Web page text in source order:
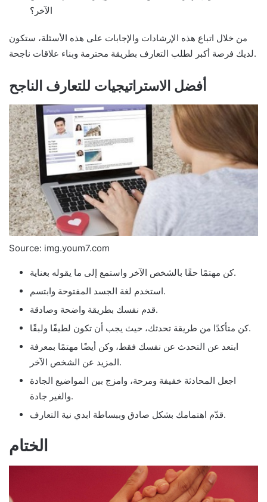
الآخر؟
من خلال اتباع هذه الإرشادات والإجابات على هذه الأسئلة، ستكون
لديك فرصة أكبر لطلب التعارف بطريقة محترمة وبناء علاقات ناجحة.
أفضل الاستراتيجيات للتعارف الناجح
Source: img.youm7.com
كن مهتمًا حقًا بالشخص الآخر واستمع إلى ما يقوله بعناية.
استخدم لغة الجسد المفتوحة وابتسم.
قدم نفسك بطريقة واضحة وصادقة.
كن متأكدًا من طريقة تحدثك، حيث يجب أن تكون لطيفًا ولبقًا.
ابتعد عن التحدث عن نفسك فقط، وكن أيضًا مهتمًا بمعرفة
المزيد عن الشخص الآخر.
اجعل المحادثة خفيفة ومرحة، وامزج بين المواضيع الجادة
والغير جادة.
قدّم اهتمامك بشكل صادق وببساطة ابدي نية التعارف.
الختام